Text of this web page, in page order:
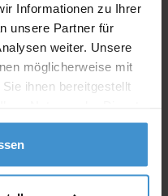
Informationen zu Ihrer
unsere Partner für
weiter. Unsere
möglicherweise mit
ihnen bereitgestellt
10 Werktage